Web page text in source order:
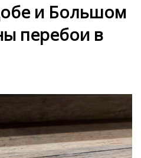
и Большом
перебои в